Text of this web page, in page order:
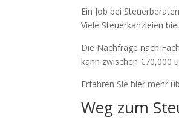
Ein Job bei
Viele Steuerkanzleien
Die Nachfrage nach
kann zwischen €70,000
Erfahren Sie hier mehr
Weg zum